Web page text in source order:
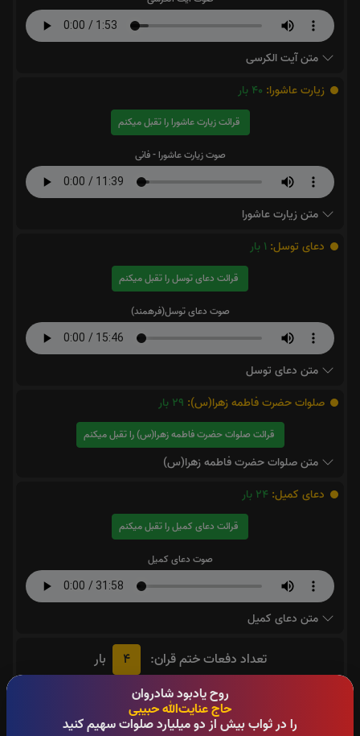
روح یادبود شادروان
حاج عنایت‌الله حبیبی
را در ثواب بیش از دو میلیارد صلوات سهیم کنید
متن آیت الکرسی
زیارت عاشورا: 40 بار
قرائت زیارت عاشورا را تقبل میکنم
صوت زیارت عاشورا - فانی
متن زیارت عاشورا
دعای توسل: 1 بار
قرائت دعای توسل را تقبل میکنم
صوت دعای توسل(فرهمند)
متن دعای توسل
صلوات حضرت فاطمه زهرا(س): 29 بار
قرائت صلوات حضرت فاطمه زهرا(س) را تقبل میکنم
متن صلوات حضرت فاطمه زهرا(س)
دعای کمیل: 24 بار
قرائت دعای کمیل را تقبل میکنم
صوت دعای کمیل
متن دعای کمیل
تعداد دفعات ختم قران: 4
بار
جهت تسریع در ختم قرآن کریم پیشنهاد میشود حضرتعالی جزء
شماره
22 را قرائت بفرمایید